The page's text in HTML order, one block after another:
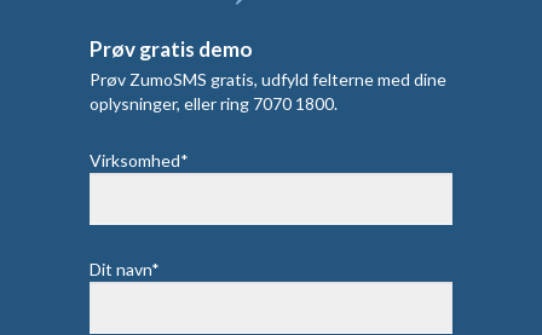
Prøv gratis demo
Prøv ZumoSMS gratis, udfyld felterne med dine
oplysninger, eller ring 7070 1800.
Virksomhed*
Dit navn*